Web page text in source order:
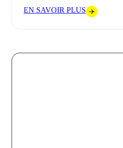
EN SAVOIR PLUS